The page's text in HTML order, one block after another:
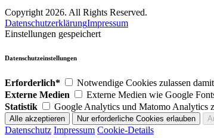
Copyright 2026. All Rights Reserved.
DatenschutzerklärungImpressum
Einstellungen gespeichert
Datenschutzeinstellungen
Erforderlich*
Notwendige Cookies zulassen
Externe Medien
Externe Medien wie Google
Statistik
Google Analytics und Matomo Analytics
Datenschutz Impressum Cookie-Details